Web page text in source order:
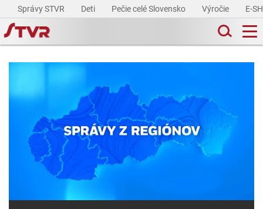
Správy STVR Deti Pečie celé Slovensko Výročie E-